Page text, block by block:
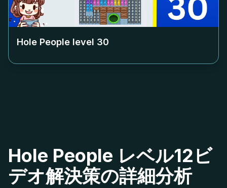
Hole People level 30
Hole People レベル12ビ
デオ解決策の詳細分析